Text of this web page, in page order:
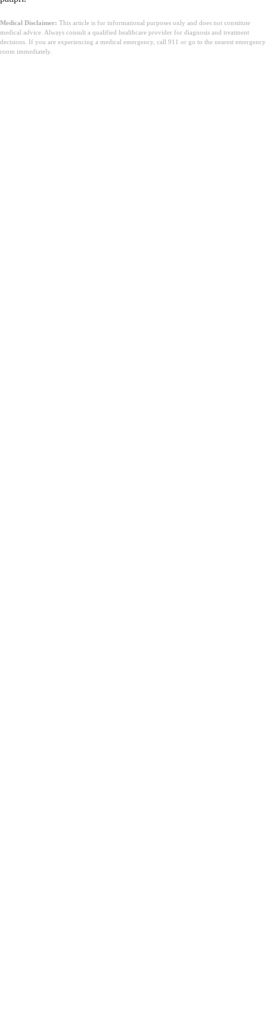
Medical Disclaimer: This article is for informational purposes only and does not constitute
medical advice. Always consult a qualified healthcare provider for diagnosis and treatment
decisions. If you are experiencing a medical emergency, call 911 or go to the nearest emergency
room immediately.